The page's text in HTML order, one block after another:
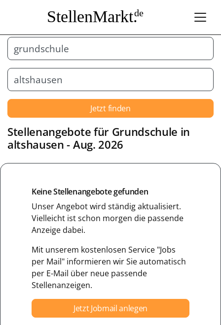
StellenMarkt.de
Jetzt finden
Stellenangebote für Grundschule in
altshausen- Aug. 2026
Keine Stellenangebote gefunden
Unser Angebot wird ständig aktualisiert.
Vielleicht ist schon morgen die passende
Anzeige dabei.
Mit unserem kostenlosen Service "Jobs
per Mail" informieren wir Sie automatisch
per E-Mail über neue passende
Stellenanzeigen.
Jetzt Jobmail anlegen